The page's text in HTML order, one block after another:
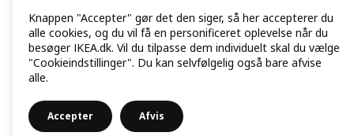
Knappen "Accepter" gør det den siger, så her accepterer du
alle cookies, og du vil få en personificeret oplevelse når du
besøger IKEA.dk. Vil du tilpasse dem individuelt skal du vælge
"Cookieindstillinger". Du kan selvfølgelig også bare afvise
alle.
Accepter Afvis